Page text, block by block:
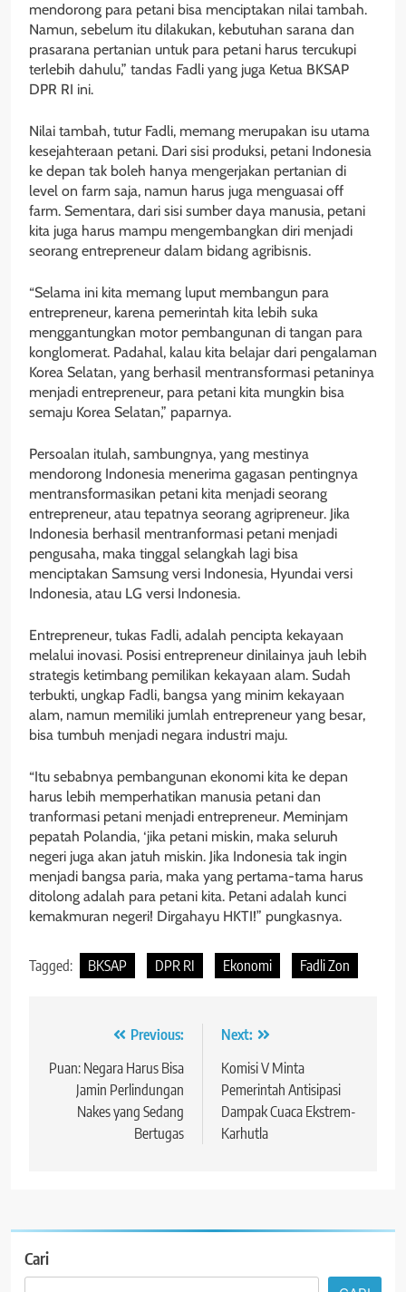
mendorong para petani bisa menciptakan nilai tambah.
Namun, sebelum itu dilakukan, kebutuhan sarana dan
prasarana pertanian untuk para petani harus tercukupi
terlebih dahulu,” tandas Fadli yang juga Ketua BKSAP
DPR RI ini.
Nilai tambah, tutur Fadli, memang merupakan isu utama
kesejahteraan petani. Dari sisi produksi, petani Indonesia
ke depan tak boleh hanya mengerjakan pertanian di
level on farm saja, namun harus juga menguasai off
farm. Sementara, dari sisi sumber daya manusia, petani
kita juga harus mampu mengembangkan diri menjadi
seorang entrepreneur dalam bidang agribisnis.
“Selama ini kita memang luput membangun para
entrepreneur, karena pemerintah kita lebih suka
menggantungkan motor pembangunan di tangan para
konglomerat. Padahal, kalau kita belajar dari pengalaman
Korea Selatan, yang berhasil mentransformasi petaninya
menjadi entrepreneur, para petani kita mungkin bisa
semaju Korea Selatan,” paparnya.
Persoalan itulah, sambungnya, yang mestinya
mendorong Indonesia menerima gagasan pentingnya
mentransformasikan petani kita menjadi seorang
entrepreneur, atau tepatnya seorang agripreneur. Jika
Indonesia berhasil mentranformasi petani menjadi
pengusaha, maka tinggal selangkah lagi bisa
menciptakan Samsung versi Indonesia, Hyundai versi
Indonesia, atau LG versi Indonesia.
Entrepreneur, tukas Fadli, adalah pencipta kekayaan
melalui inovasi. Posisi entrepreneur dinilainya jauh lebih
strategis ketimbang pemilikan kekayaan alam. Sudah
terbukti, ungkap Fadli, bangsa yang minim kekayaan
alam, namun memiliki jumlah entrepreneur yang besar,
bisa tumbuh menjadi negara industri maju.
“Itu sebabnya pembangunan ekonomi kita ke depan
harus lebih memperhatikan manusia petani dan
tranformasi petani menjadi entrepreneur. Meminjam
pepatah Polandia, ‘jika petani miskin, maka seluruh
negeri juga akan jatuh miskin. Jika Indonesia tak ingin
menjadi bangsa paria, maka yang pertama-tama harus
ditolong adalah para petani kita. Petani adalah kunci
kemakmuran negeri! Dirgahayu HKTI!” pungkasnya.
Tagged: BKSAP DPR RI Ekonomi Fadli Zon
Navigasi
pos
Previous:
Puan: Negara Harus Bisa
Jamin Perlindungan
Nakes yang Sedang
Bertugas
Next:
Komisi V Minta
Pemerintah Antisipasi
Dampak Cuaca Ekstrem-
Karhutla
Cari